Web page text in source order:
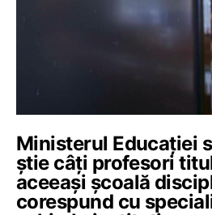
Ministerul Educației
știe câți profesori
aceeași școală
corespund cu